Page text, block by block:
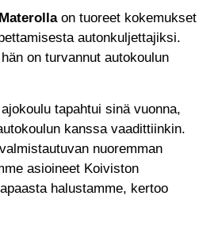
on tuoreet kokemukset
autonkuljettajiksi.
on turvannut autokoulun
tapahtui sinä vuonna,
kanssa vaadittiinkin.
nuoremman
asioineet Koiviston
halustamme, kertoo